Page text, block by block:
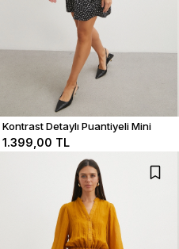
Kontrast Detaylı Puantiyeli Mini
Elbise
1.399,00 TL